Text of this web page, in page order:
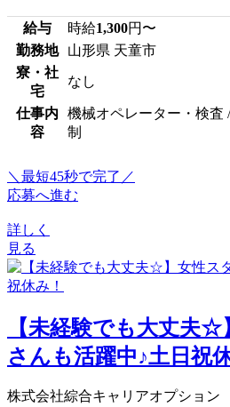
給与 時給1,300円〜
勤務地
山形県 天童市
寮・社
宅
なし
仕事内
容
機械オペレーター・検査
制
＼最短45秒で完了／
応募へ進む
詳しく
見る
【未経験でも大丈夫
さんも活躍中♪土日祝
株式会社綜合キャリアオプション